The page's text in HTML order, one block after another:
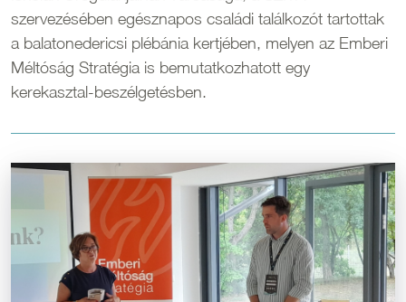
szervezésében egésznapos családi találkozót tartottak
a balatonedericsi plébánia kertjében, melyen az Emberi
Méltóság Stratégia is bemutatkozhatott egy
kerekasztal-beszélgetésben.
Kép